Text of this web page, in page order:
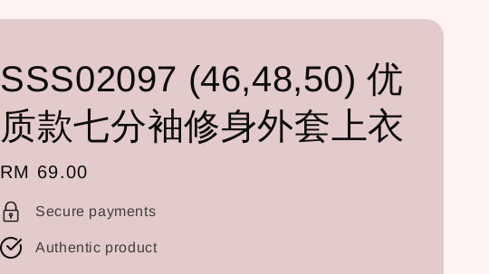
SSS02097 (46,48,50) 优
质款七分袖修身外套上衣
Regular
price
RM 69.00
Secure payments
Authentic product